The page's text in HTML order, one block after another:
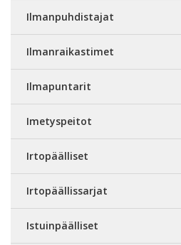
Ilmanpuhdistajat
Ilmanraikastimet
Ilmapuntarit
Imetyspeitot
Irtopäälliset
Irtopäällissarjat
Istuinpäälliset